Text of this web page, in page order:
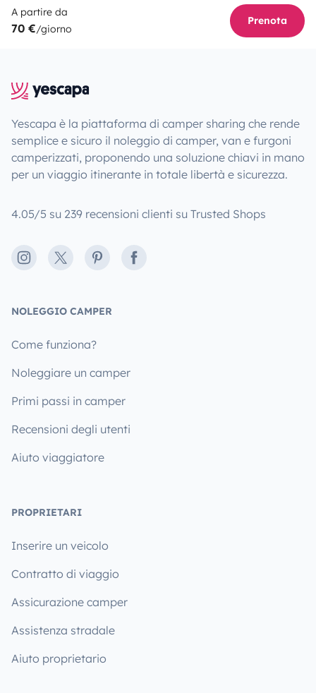
A partire da
70 €/giorno
Prenota
Yescapa è la piattaforma di camper sharing che rende
semplice e sicuro il noleggio di camper, van e furgoni
camperizzati, proponendo una soluzione chiavi in mano
per un viaggio itinerante in totale libertà e sicurezza.
4.05/5 su 239 recensioni clienti su Trusted Shops
Instagram
X PinterestFacebook
NOLEGGIO CAMPER
Come funziona?
Noleggiare un camper
Primi passi in camper
Recensioni degli utenti
Aiuto viaggiatore
PROPRIETARI
Inserire un veicolo
Contratto di viaggio
Assicurazione camper
Assistenza stradale
Aiuto proprietario